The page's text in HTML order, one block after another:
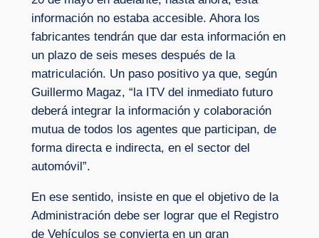
información no estaba accesible. Ahora los
fabricantes tendrán que dar esta información en
un plazo de seis meses después de la
matriculación. Un paso positivo ya que, según
Guillermo Magaz, “la ITV del inmediato futuro
deberá integrar la información y colaboración
mutua de todos los agentes que participan, de
forma directa e indirecta, en el sector del
automóvil”.
En ese sentido, insiste en que el objetivo de la
Administración debe ser lograr que el Registro
de Vehículos se convierta en un gran